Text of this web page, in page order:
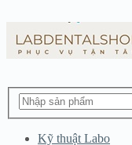
Kỹ thuật Labo